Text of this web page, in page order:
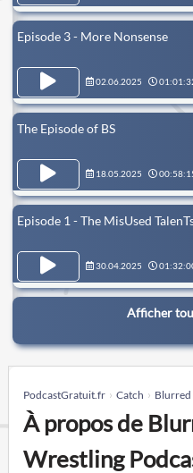
Episode 3 - More Nonsense
02.06.2025
The Episode of BS
18.05.2025
Episode 1 - The MisUsed
30.04.2025
Afficher
PodcastGratuit.fr Catch Blurred
À propos de
Wrestling